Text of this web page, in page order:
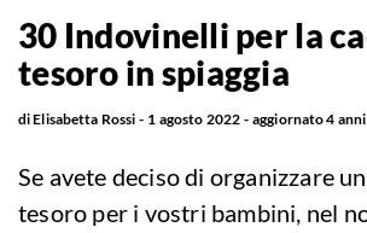
30 Indovinelli per la
tesoro in spiaggia
diElisabetta Rossi 1 agosto 2022 aggiornato4
Se avete deciso di organizzare
tesoro per i vostri bambini, nel